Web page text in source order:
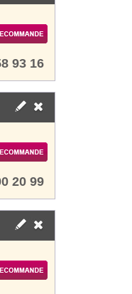
93 16
20 99